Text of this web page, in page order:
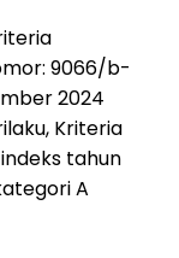
9066/b-
2024
Kriteria
tahun
A